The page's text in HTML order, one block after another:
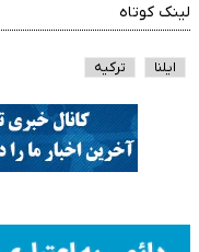
لینک کوتاه
ایلنا ترکیه